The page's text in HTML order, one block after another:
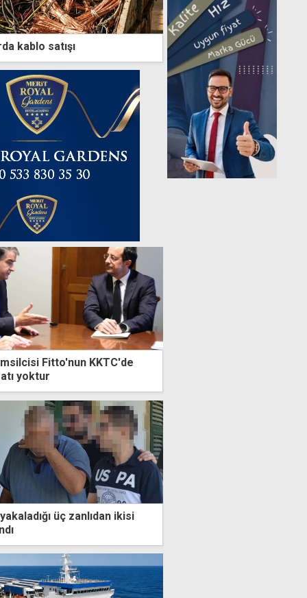
kablo satışı
Fitto'nun KKTC'de
yoktur
üç zanlıdan ikisi